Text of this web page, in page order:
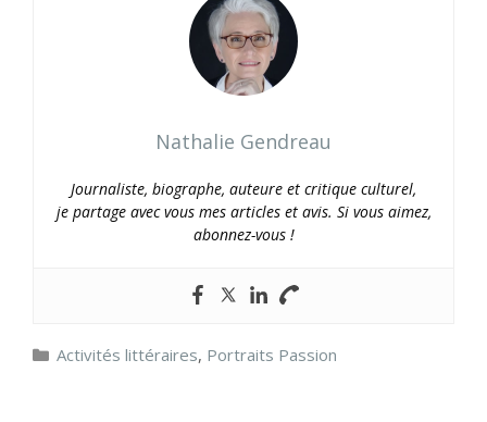
Nathalie Gendreau
Journaliste, biographe, auteure et critique culturel,
je partage avec vous mes articles et avis. Si vous aimez,
abonnez-vous !
Catégories
Activités littéraires, Portraits Passion